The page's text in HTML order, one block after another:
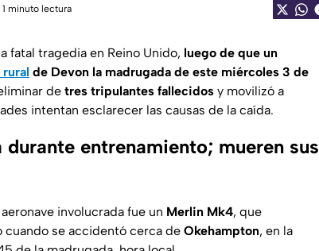
1 minuto lectura
fatal tragedia en Reino Unido, luego de que un
de Devon la madrugada de este miércoles 3 de
de tres tripulantes fallecidos y movilizó a
intentan esclarecer las causas de la caída.
entrenamiento; mueren sus
involucrada fue un Merlin Mk4, que
se accidentó cerca de Okehampton, en la